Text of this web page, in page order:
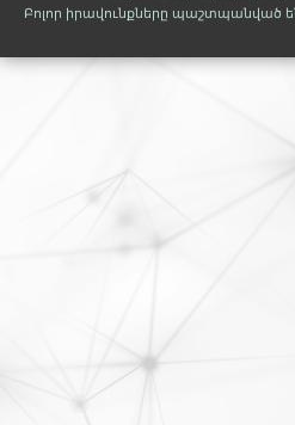
Բոլոր իրավունքները պաշտպանված